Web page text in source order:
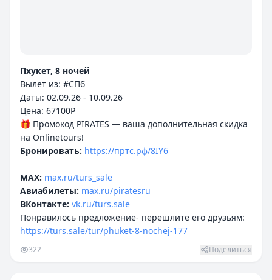
Пхукет, 8 ночей
Вылет из: #СПб
Даты: 02.09.26 - 10.09.26
Цена: 67100P
🎁 Промокод PIRATES — ваша дополнительная скидка
Бронировать: https://пртс.рф/8IY6
MAX: max.ru/turs_sale
Авиабилеты: max.ru/piratesru
ВКонтакте: vk.ru/turs.sale
Понравилось предложение- перешлите его друзьям:
https://turs.sale/tur/phuket-8-nochej-177
322 Поделиться